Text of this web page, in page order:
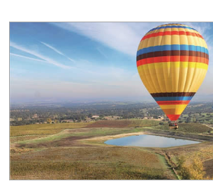
VITRINE
TURISMO SA TV
TESTADO E APROVADO
ÚLTIMAS NOTÍCIAS
PARCEIROS
QUEM SOMOS - EQUIPE
CONTATO